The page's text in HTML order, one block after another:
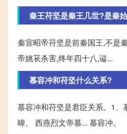
秦王苻坚是秦王几世?是秦
秦宣昭帝苻坚是前秦国王,不是
帝姚苌杀害,终年四十八,谥...
慕容冲和苻坚什么关系?
慕容冲和苻坚是君臣关系。1、
暐、 西燕烈文帝慕... 慕容冲。